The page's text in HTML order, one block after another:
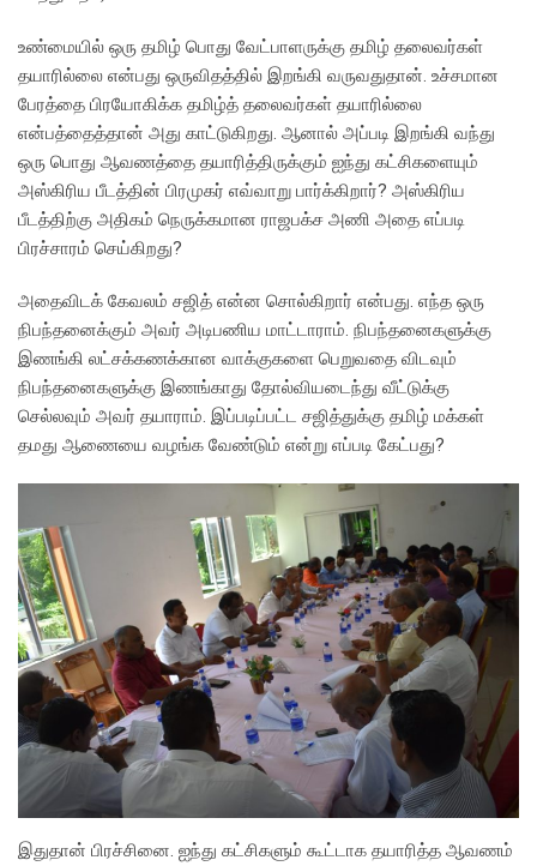
உண்மையில் ஒரு தமிழ் பொது வேட்பாளருக்கு தமிழ் தலைவர்கள்
தயாரில்லை என்பது ஒருவிதத்தில் இறங்கி வருவதுதான். உச்சமான
பேரத்தை பிரயோகிக்க தமிழ்த் தலைவர்கள் தயாரில்லை
என்பத்தைத்தான் அது காட்டுகிறது. ஆனால் அப்படி இறங்கி வந்து
ஒரு பொது ஆவணத்தை தயாரித்திருக்கும் ஐந்து கட்சிகளையும்
அஸ்கிரிய பீடத்தின் பிரமுகர் எவ்வாறு பார்க்கிறார்? அஸ்கிரிய
பீடத்திற்கு அதிகம் நெருக்கமான ராஜபக்ச அணி அதை எப்படி
பிரச்சாரம் செய்கிறது?
அதைவிடக் கேவலம் சஜித் என்ன சொல்கிறார் என்பது. எந்த ஒரு
நிபந்தனைக்கும் அவர் அடிபணிய மாட்டாராம். நிபந்தனைகளுக்கு
இணங்கி லட்சக்கணக்கான வாக்குகளை பெறுவதை விடவும்
நிபந்தனைகளுக்கு இணங்காது தோல்வியடைந்து வீட்டுக்கு
செல்லவும் அவர் தயாராம். இப்படிப்பட்ட சஜித்துக்கு தமிழ் மக்கள்
தமது ஆணையை வழங்க வேண்டும் என்று எப்படி கேட்பது?
இதுதான் பிரச்சினை. ஐந்து கட்சிகளும் கூட்டாக தயாரித்த ஆவணம்